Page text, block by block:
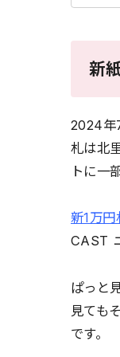
新
2024年
札は北
トに一
新1万
CAST
ぱっと
見ても
です。